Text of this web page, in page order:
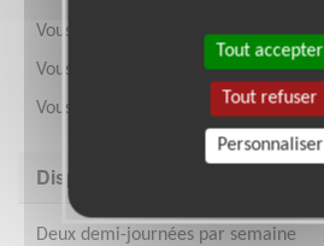
Vous êtes organisé et rigoureux.
Vous savez gérer un compte.
Vous savez faire des bilans réguliers.
Disponibilité demandée
Deux demi-journées par semaine
Tout accepter
Tout refuser
Personnaliser